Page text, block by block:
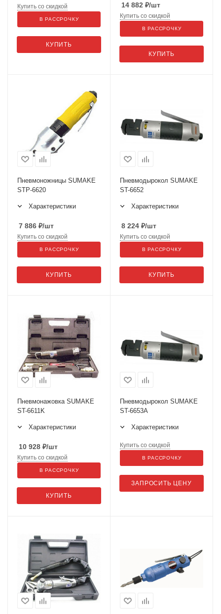
КУПИТЬ
Купить со скидкой
В РАССРОЧКУ
14 882 ₽/шт
КУПИТЬ
Купить со скидкой
В РАССРОЧКУ
Пневмоножницы SUMAKE
STP-6620
Характеристики
7 886 ₽/шт
КУПИТЬ
Купить со скидкой
В РАССРОЧКУ
Пневмодырокол SUMAKE
ST-6652
Характеристики
8 224 ₽/шт
КУПИТЬ
Купить со скидкой
В РАССРОЧКУ
Пневмонажовка SUMAKE
ST-6611K
Характеристики
10 928 ₽/шт
КУПИТЬ
Купить со скидкой
В РАССРОЧКУ
Пневмодырокол SUMAKE
ST-6653A
Характеристики
ЗАПРОСИТЬ ЦЕНУ
Купить со скидкой
В РАССРОЧКУ